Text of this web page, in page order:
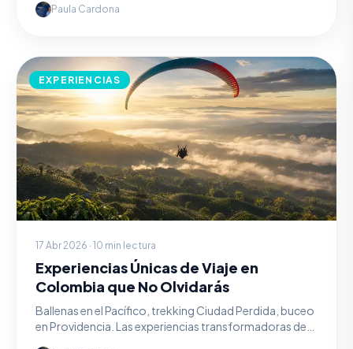
Paula Cardona
EXPERIENCIAS
17 Abr 2026 · 10 min lectura
Experiencias Únicas de Viaje en
Colombia que No Olvidarás
Ballenas en el Pacífico, trekking Ciudad Perdida, buceo
en Providencia. Las experiencias transformadoras de